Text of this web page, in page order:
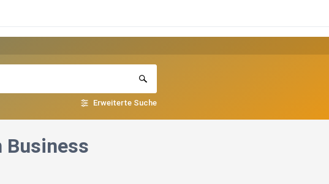
Erweiterte Suche
Business